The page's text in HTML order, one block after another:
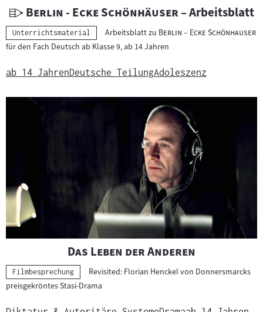
l
:
U
n
t
r
i
a
t
e
a
l
:
"
Berlin - Ecke Schönhäuser"– Arbeitsblatt
Kategorie:
Unterrichtsmaterial Arbeitsblatt zu "Berlin – Ecke Schönhauser"
für den Fach Deutsch ab Klasse 9, ab 14 Jahren
ab 14 JahrenDeutsche TeilungAdoleszenz
"
Das Leben der Anderen
Kategorie:
Filmbesprechung
Revisited: Florian Henckel von Donnersmarcks
preisgekröntes Stasi-Drama